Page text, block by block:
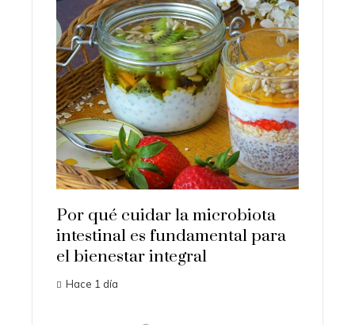
cuidar la microbiota
es fundamental para
integral
Los 10 animales
que superan la
humana
Hace 2 días